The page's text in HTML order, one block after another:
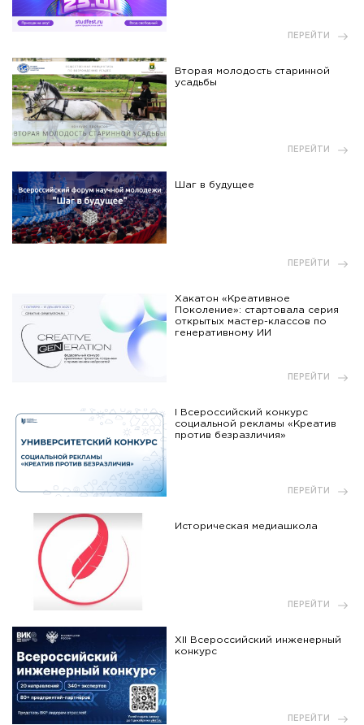
ПЕРЕЙТИ
Вторая молодость старинной
усадьбы
ПЕРЕЙТИ
Шаг в будущее
ПЕРЕЙТИ
Хакатон «Креативное
Поколение»: стартовала серия
открытых мастер-классов по
генеративному ИИ
ПЕРЕЙТИ
I Всероссийский конкурс
социальной рекламы «Креатив
против безразличия»
ПЕРЕЙТИ
Историческая медиашкола
ПЕРЕЙТИ
XII Всероссийский инженерный
конкурс
ПЕРЕЙТИ